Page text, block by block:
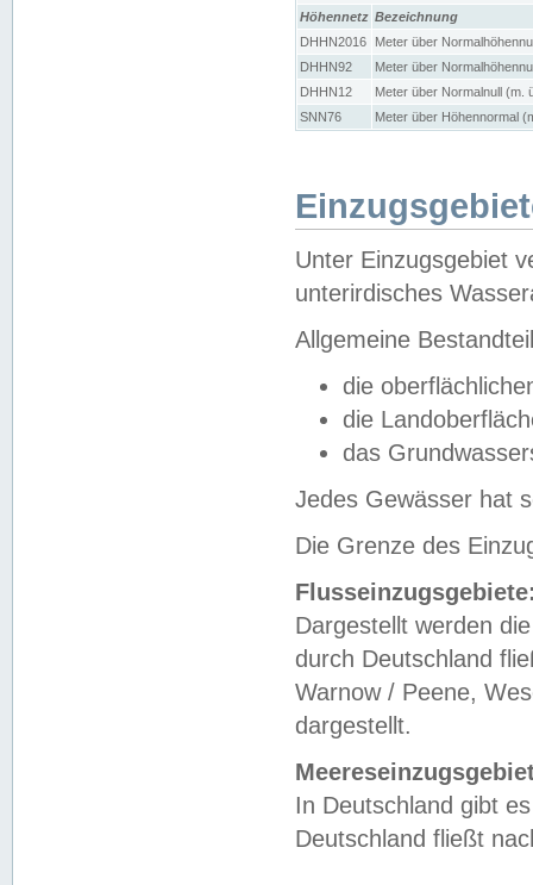
Höhennetz Bezeichnung
DHHN2016
Meter über
DHHN92
Meter über
DHHN12
Meter über Normalnull (m.
SNN76
Meter über Höhennormal
Unter Einzugsgebiet
unterirdisches
Allgemeine
die
die
das
Jedes Gewässer hat
Die Grenze des
Dargestellt werden
durch Deutschland
Warnow / Peene,
dargestellt.
In Deutschland gibt
Deutschland fließt